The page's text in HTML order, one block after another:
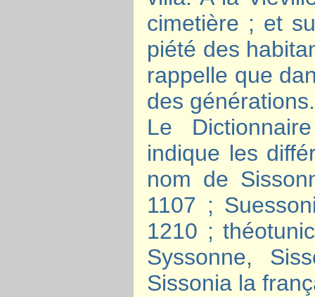
cimetière ; et
piété des
rappelle que
des générations.
Le
indique les
nom de
1107 ;
1210 ;
Syssonne,
Sissonia la